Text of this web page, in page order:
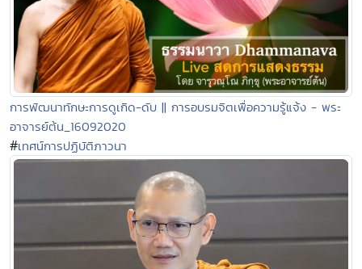
การพัฒนาทักษะการดูเกิด-ดับ || การอบรมจิตเพื่อความรู้แจ้ง - พระ
อาจารย์ต้น_16092020
#เทศน์การปฏิบัติภาวนา